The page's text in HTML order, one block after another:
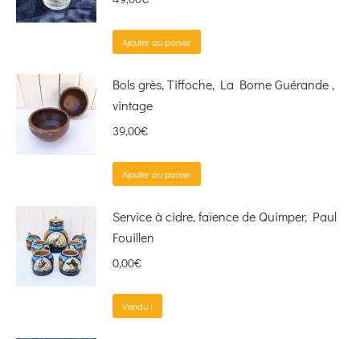
Ajouter au panier
Bols grès, Tiffoche, La Borne Guérande ,
vintage
39,00€
Ajouter au panier
Service à cidre, faïence de Quimper, Paul
Fouillen
0,00€
Vendu !